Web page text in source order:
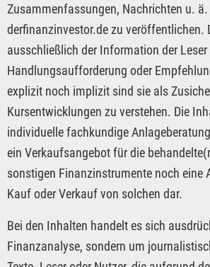
Zusammenfassungen, Nachrichten u.
derfinanzinvestor.de zu veröffentlichen.
ausschließlich der Information der
Handlungsaufforderung oder
explizit noch implizit sind sie als
Kursentwicklungen zu verstehen. Die
individuelle fachkundige
ein Verkaufsangebot für die
sonstigen Finanzinstrumente noch eine
Kauf oder Verkauf von solchen dar.
Bei den Inhalten handelt es sich
Finanzanalyse, sondern um